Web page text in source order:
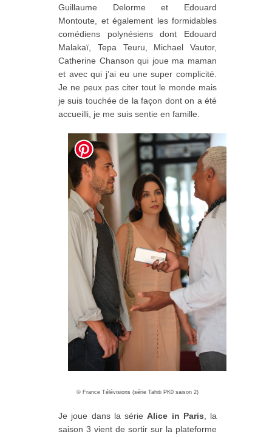
Guillaume Delorme et Edouard
Montoute, et également les formidables
comédiens polynésiens dont Edouard
Malakaï, Tepa Teuru, Michael Vautor,
Catherine Chanson qui joue ma maman
et avec qui j’ai eu une super complicité.
Je ne peux pas citer tout le monde mais
je suis touchée de la façon dont on a été
accueilli, je me suis sentie en famille.
© France Télévisions (série Tahiti PK0 saison 2)
Je joue dans la sérieAlice in Paris , la
saison 3 vient de sortir sur la plateforme